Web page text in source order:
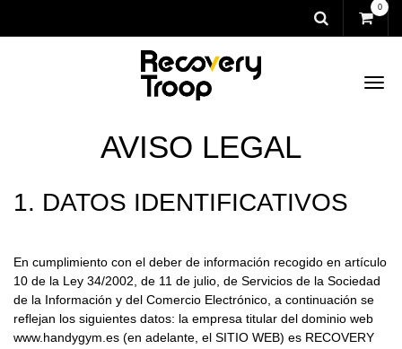
0
AVISO LEGAL
1. DATOS IDENTIFICATIVOS
En cumplimiento con el deber de información recogido en artículo
10 de la Ley 34/2002, de 11 de julio, de Servicios de la Sociedad
de la Información y del Comercio Electrónico, a continuación se
reflejan los siguientes datos: la empresa titular del dominio web
www.handygym.es (en adelante, el SITIO WEB) es RECOVERY